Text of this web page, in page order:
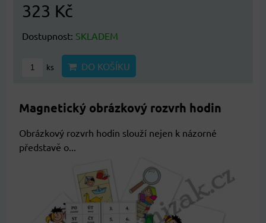
323 Kč
Dostupnost: SKLADEM
ks DO KOŠÍKU
Magnetický obrázkový rozvrh hodin
Obrázkový rozvrh hodin slouží nejen k názorné
představě o...